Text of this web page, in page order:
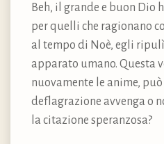
Beh, il grande e buon Dio
per quelli che ragionano
al tempo di Noè, egli
apparato umano. Questa
nuovamente le anime,
deflagrazione avvenga o
la citazione speranzosa?